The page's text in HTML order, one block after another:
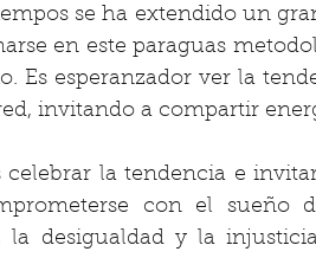
se ha extendido un
en este paraguas
Es esperanzador ver la
invitando a compartir
celebrar la tendencia e
con el
la desigualdad y la